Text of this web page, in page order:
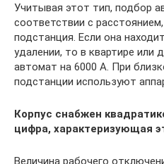
Учитывая этот тип, подбор
соответствии с
подстанция. Если она
удалении, то в квартире или
автомат на 6000 А. При
подстанции используют
Корпус снабжен
цифра, характеризующая
Величина рабочего